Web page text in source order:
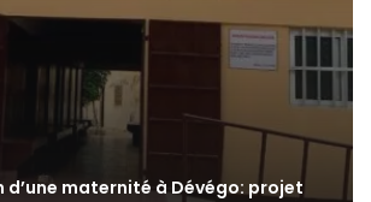
maternité à Dévégo: projet